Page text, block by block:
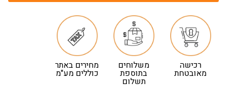
רכישה
מאובטחת
משלוחים
בתוספת
תשלום
מחירים באתר
כוללים מע"מ